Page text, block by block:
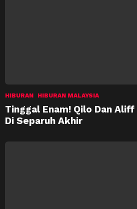
HIBURAN HIBURAN MALAYSIA
Tinggal Enam! Qilo Dan
Di Separuh Akhir